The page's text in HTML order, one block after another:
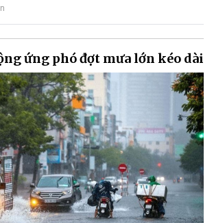
ứng phó đợt mưa lớn kéo dài